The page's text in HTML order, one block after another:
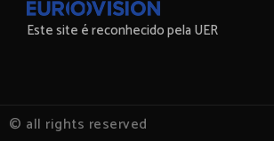
Este site é reconhecido pela UER
© all rights reserved